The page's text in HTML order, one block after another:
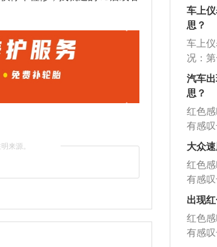
来源。
可能
障。
过低
造成
气等
进行
能正
项：1
车。2
条件
应每
亮起
低。
亮，
器、
时手
能是制
障。
示照
用。
应该
显示
踏板
厂。
示，
面过
故障
号均
变速
下是4
三角
起，
断油
障、
前往
动变
号，
变速
常范
车上
思？
车上
况：
2、缺
紧；4
制动
厂更
离合
障；3
到车
修。
题。
或者
汽车
思？
红色
有感
示，
面过
统，
故障
号均
变速
下是4
大众
红色
有感
示，
面过
统，
故障
出现
红色
有感